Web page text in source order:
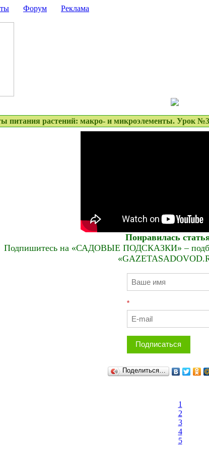
Форум
Реклама
питания растений: макро- и микроэлементы. Урок
Понравилась
Подпишитесь на «САДОВЫЕ ПОДСКАЗКИ» –
*
Подписаться
Поделиться…
1
2
3
4
5